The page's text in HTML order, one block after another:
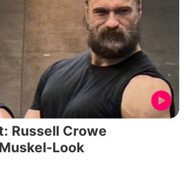
Russell Crowe
Look